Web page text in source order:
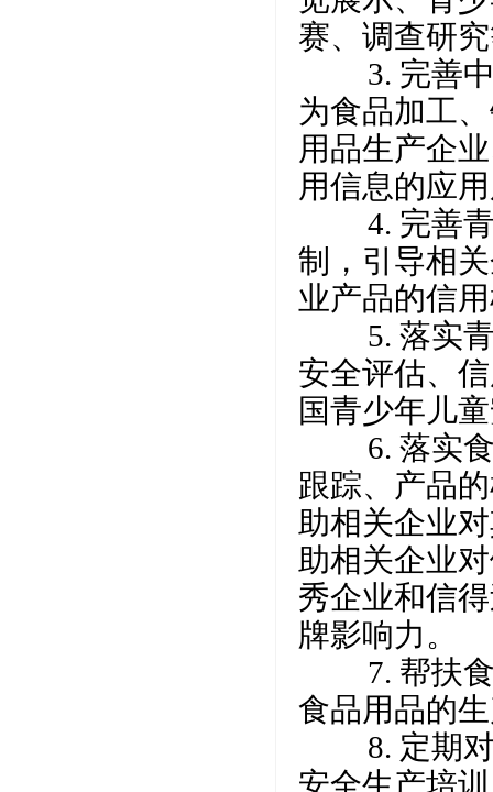
赛、调查研
3. 完善中
为食品加工
用品生产企
用信息的应
4. 完善青
制，引导相
业产品的信
5. 落实青
安全评估、
国青少年儿
6. 落实食
跟踪、产品
助相关企业
助相关企业
秀企业和信
牌影响力。
7. 帮扶食
食品用品的
8. 定期对
安全生产培